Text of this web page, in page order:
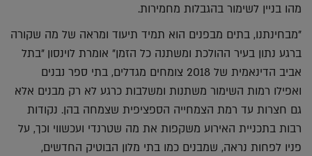
מהו בניין לשימור בהגבלות מחמירות.
"מבחינתנו, בתים מבפנים הוא תמיד תיעוד ומראה של מה שקורה
ברגע נתון בעיר ההולכת ומשתנה כל הזמן" אומרת לוינסון "בתל
אביב הדינאמית של 2018 צומחים מגדלים, בתי ספר נבנים
ואפילו רמות השימור משתנות ומשלבות כרגע לא רק מבנים אלא
גם חצרות עד רמת הצמחייה הספציפית שצמחה בהן. נקודות
רבות בתכניית האירוע משקפות את מה שטרנדי ועכשווי וכך, על
פניו לפחות נראה, שמבנים כמו בתי מלון הבוטיק החדשים,